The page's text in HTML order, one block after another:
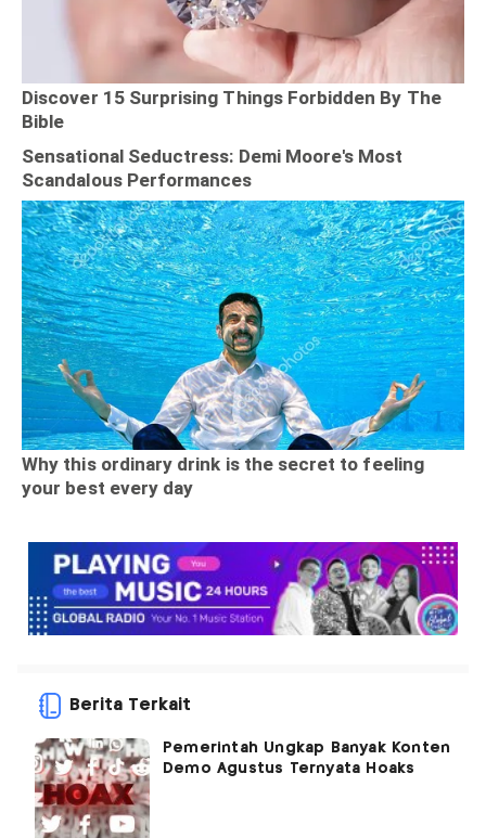
Berita Terkait
Pemerintah Ungkap Banyak Konten
Demo Agustus Ternyata Hoaks